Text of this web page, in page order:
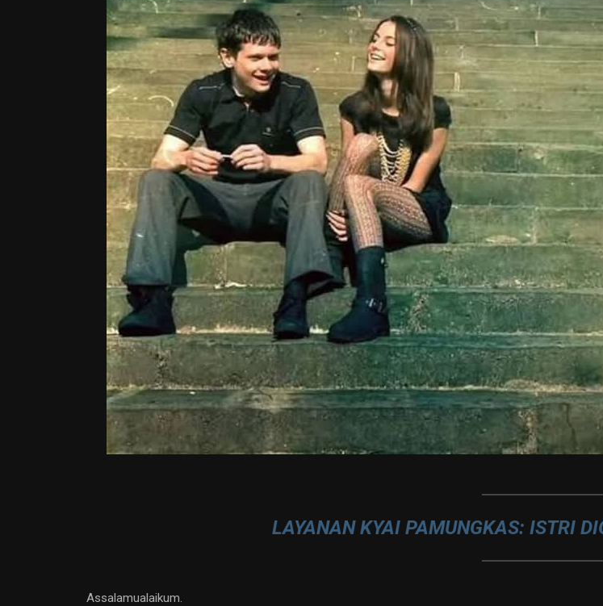
LAYANAN KYAI PAMUNGKAS: ISTRI
Assalamualaikum.